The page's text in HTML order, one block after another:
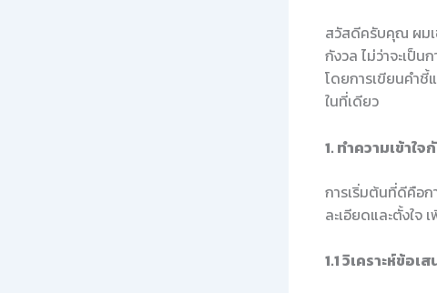
สวัสดีครับคุณ ผมเ
กังวล ไม่ว่าจะเป็
โดยการเขียนคำชี้
ในที่เดียว
1. ทำความเข้าใ
การเริ่มต้นที่ดีคือก
ละเอียดและตั้งใจ
1.1 วิเคราะห์ข้อเ